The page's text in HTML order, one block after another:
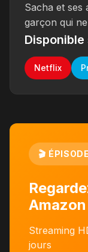
Sacha et ses
garçon qui
Disponible
Netflix
🎬
Streaming
jours